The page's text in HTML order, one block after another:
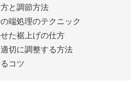
と調節方法
端処理のテクニック
た裾上げの仕方
切に調整する方法
コツ